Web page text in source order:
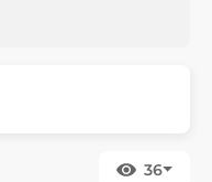
36